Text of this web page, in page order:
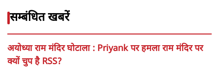
सम्बंधित खबरें
अयोध्या राम मंदिर घोटाला : Priyank पर हमला राम मंदिर पर
क्यों चुप है RSS?